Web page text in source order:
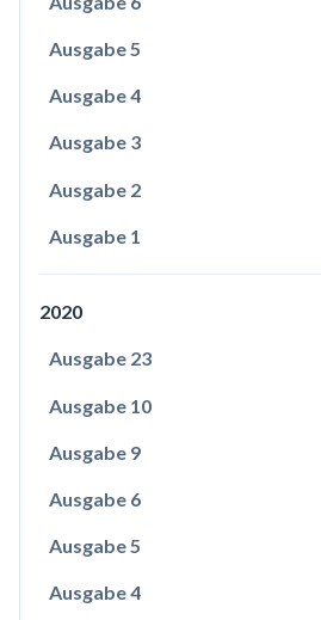
Ausgabe 5
Ausgabe 4
Ausgabe 3
Ausgabe 2
Ausgabe 1
2020
Ausgabe 23
Ausgabe 10
Ausgabe 9
Ausgabe 6
Ausgabe 5
Ausgabe 4